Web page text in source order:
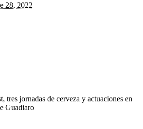
28, 2022
tres jornadas de cerveza y actuaciones en
Guadiaro